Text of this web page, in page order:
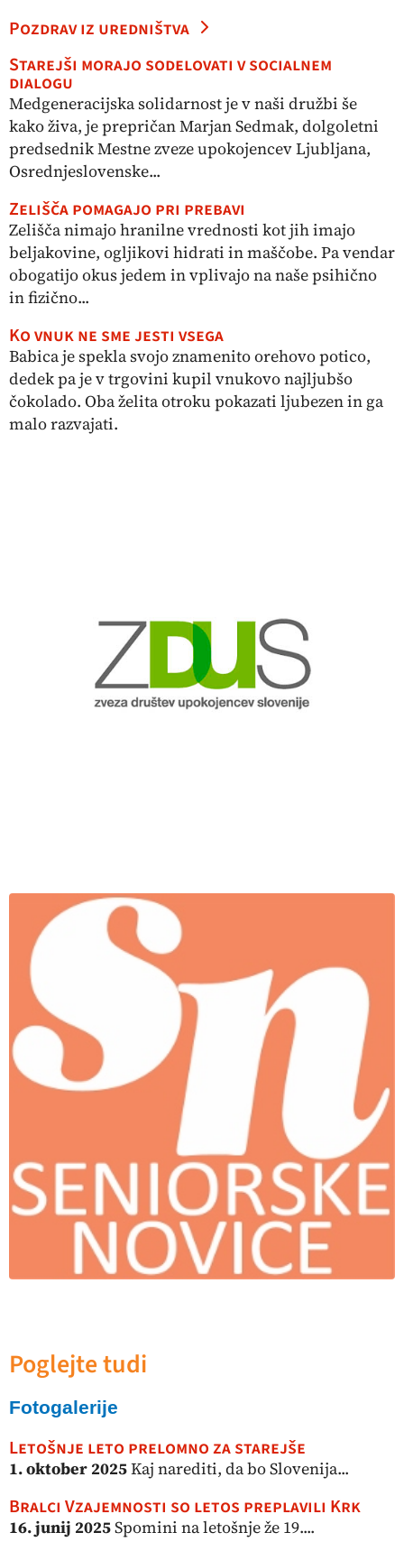
Pozdrav iz uredništva
Starejši morajo sodelovati v socialnem
dialogu
Medgeneracijska solidarnost je v naši družbi še
kako živa, je prepričan Marjan Sedmak, dolgoletni
predsednik Mestne zveze upokojencev Ljubljana,
Osrednjeslovenske...
Zelišča pomagajo pri prebavi
Zelišča nimajo hranilne vrednosti kot jih imajo
beljakovine, ogljikovi hidrati in maščobe. Pa vendar
obogatijo okus jedem in vplivajo na naše psihično
in fizično...
Ko vnuk ne sme jesti vsega
Babica je spekla svojo znamenito orehovo potico,
dedek pa je v trgovini kupil vnukovo najljubšo
čokolado. Oba želita otroku pokazati ljubezen in ga
malo razvajati.
Poglejte tudi
Fotogalerije
Letošnje leto prelomno za starejše
1. oktober 2025Kaj narediti, da bo Slovenija...
Bralci Vzajemnosti so letos preplavili Krk
16. junij 2025Spomini na letošnje že 19....